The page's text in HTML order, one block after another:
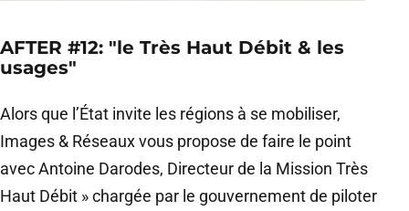
AFTER #12: "le Très Haut Débit & les
usages"
Alors que l’État invite les régions à se mobiliser,
Images & Réseaux vous propose de faire le point
avec Antoine Darodes, Directeur de la Mission Très
Haut Débit » chargée par le gouvernement de piloter